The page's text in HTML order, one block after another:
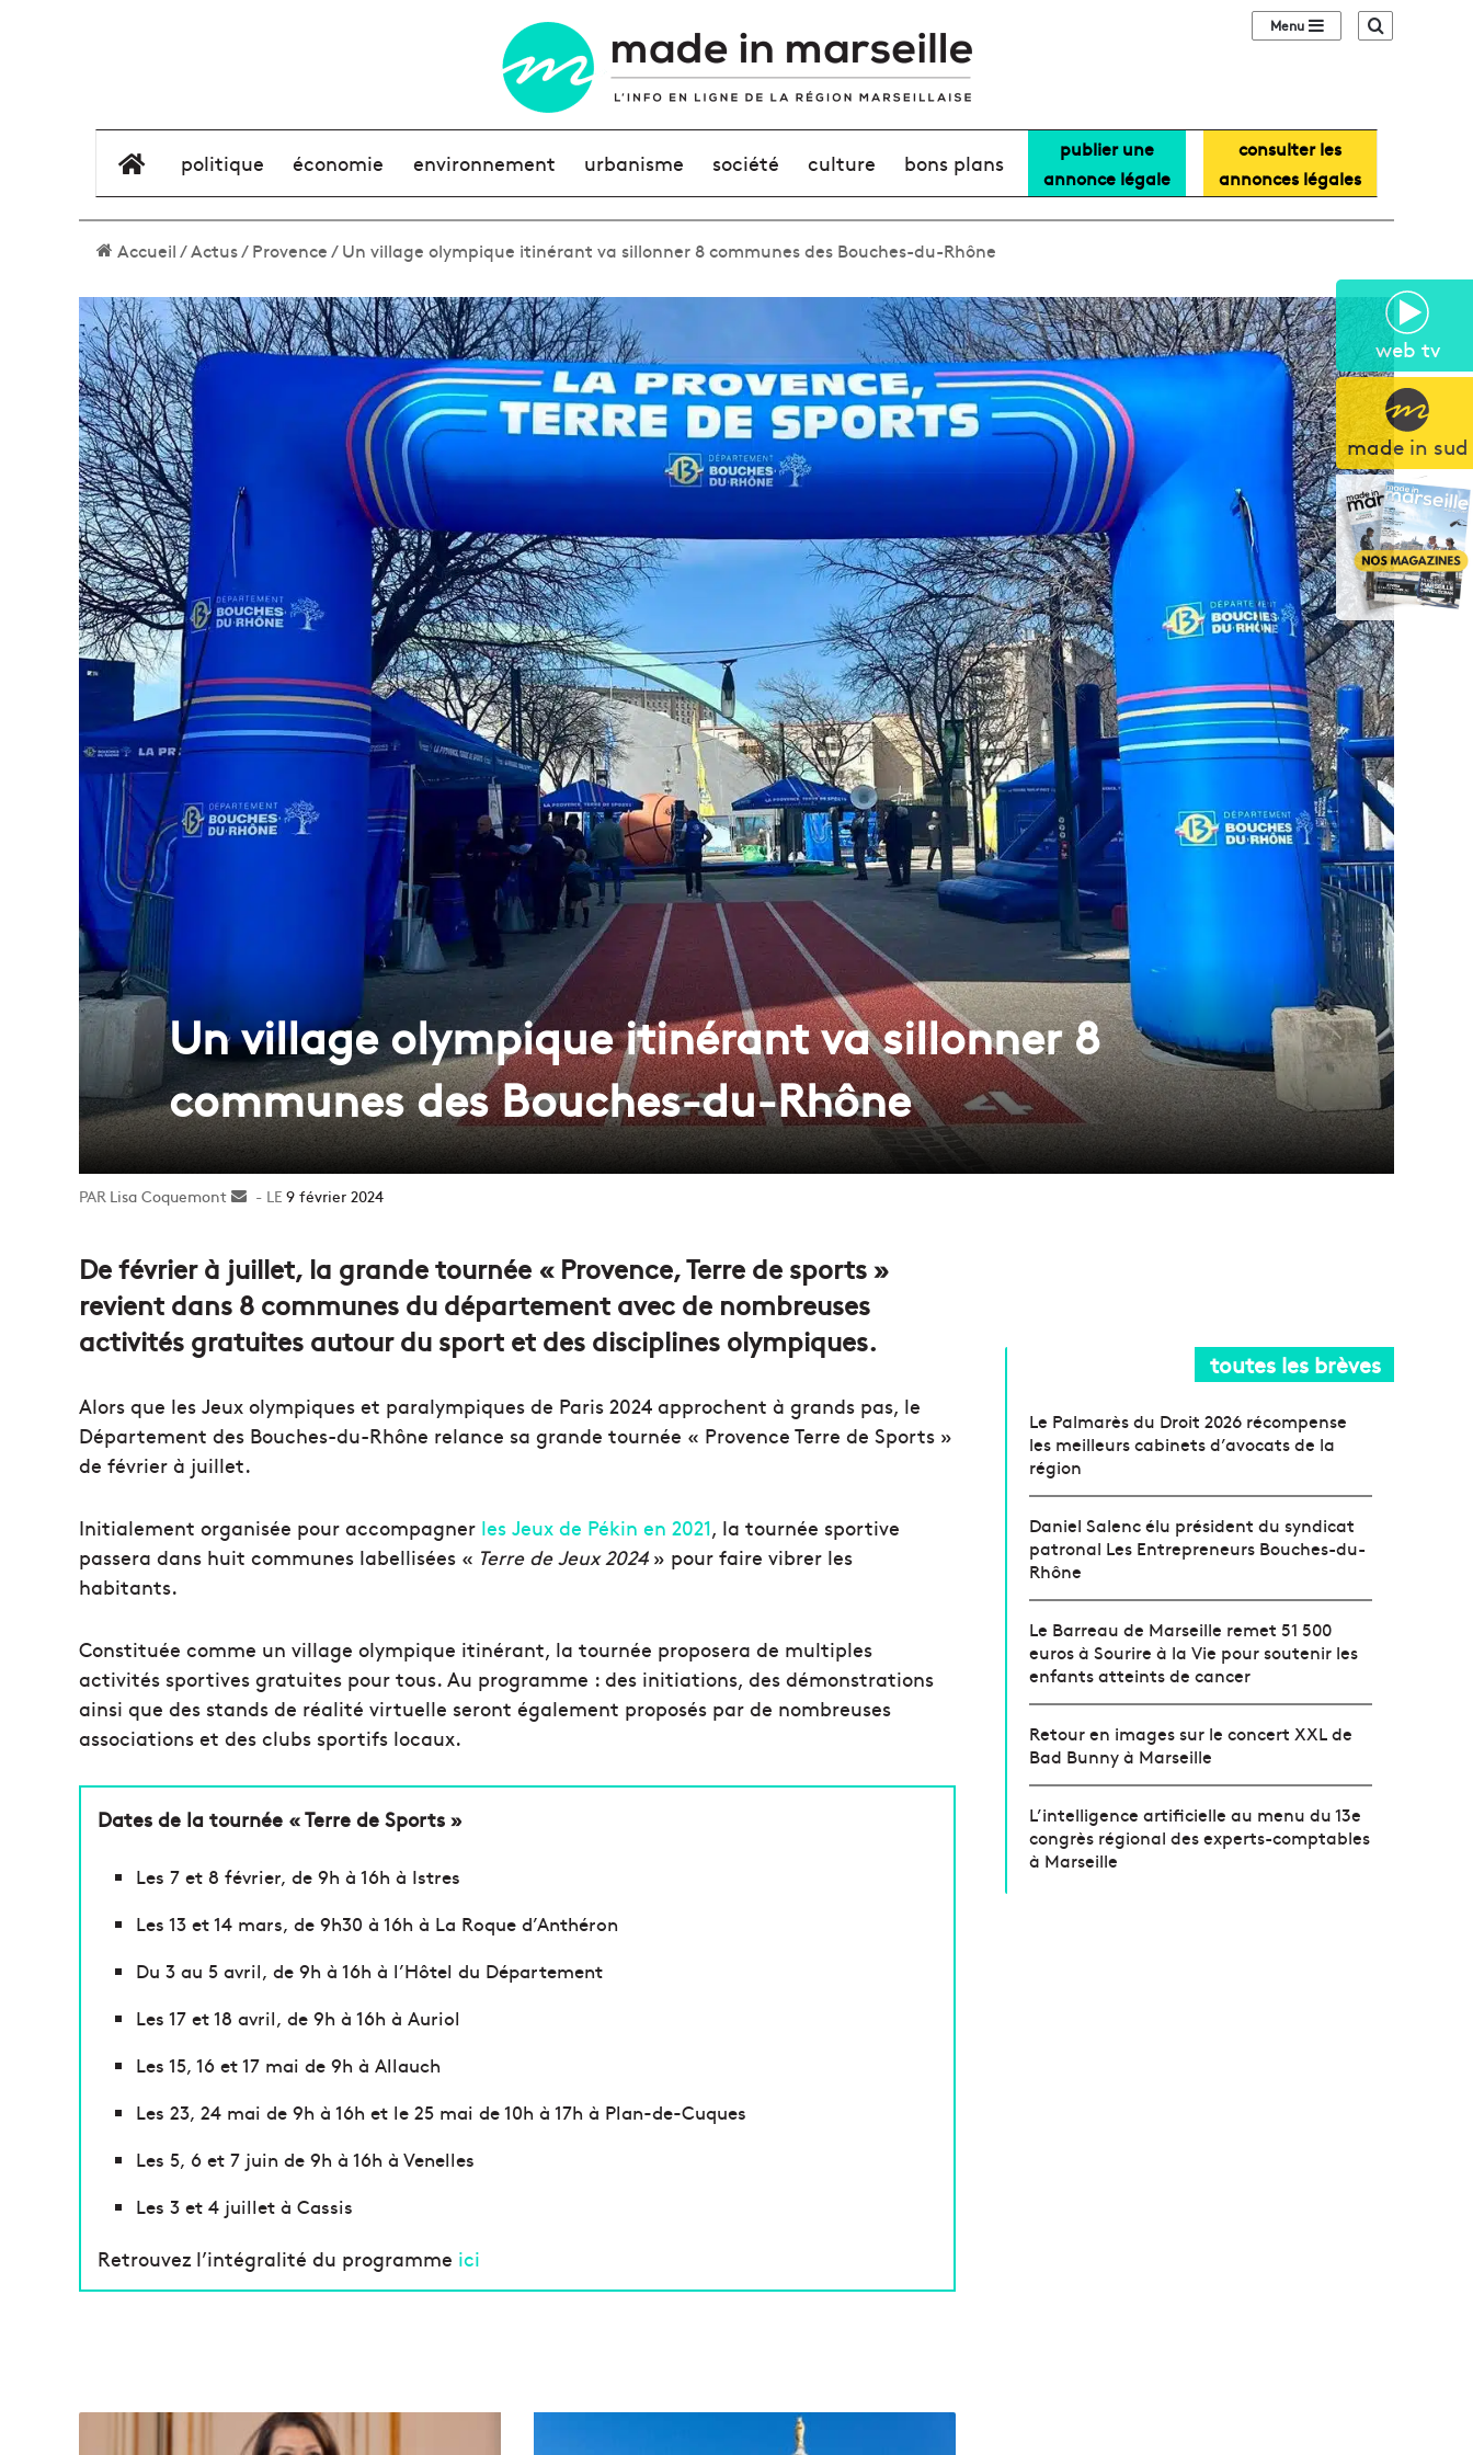
web tv
made in sud
Sidebar (barre
élément de menu
politique économie environnement urbanisme société culture bons plans
publier une
annonce légale
consulter les
annonces légales
Accueil/Actus/Provence/Un village olympique itinérant va sillonner 8 communes des Bouches-du-Rhône
Un village olympique itinérant va sillonner 8
communes des Bouches-du-Rhône
Lisa Coquemont
Envoyer9 février 2024
De février à juillet, la grande tournée « Provence, Terre de sports »
revient dans 8 communes du département avec de nombreuses
activités gratuites autour du sport et des disciplines olympiques.
Alors que les Jeux olympiques et paralympiques de Paris 2024 approchent à grands pas, le
Département des Bouches-du-Rhône relance sa grande tournée « Provence Terre de Sports »
de février à juillet.
Initialement organisée pour accompagner les Jeux de Pékin en 2021, la tournée sportive
passera dans huit communes labellisées « Terre de Jeux 2024 » pour faire vibrer les
habitants.
Constituée comme un village olympique itinérant, la tournée proposera de multiples
activités sportives gratuites pour tous. Au programme : des initiations, des démonstrations
ainsi que des stands de réalité virtuelle seront également proposés par de nombreuses
associations et des clubs sportifs locaux.
Dates de la tournée « Terre de Sports »
Les 7 et 8 février, de 9h à 16h à Istres
Les 13 et 14 mars, de 9h30 à 16h à La Roque d’Anthéron
Du 3 au 5 avril, de 9h à 16h à l’Hôtel du Département
Les 17 et 18 avril, de 9h à 16h à Auriol
Les 15, 16 et 17 mai de 9h à Allauch
Les 23, 24 mai de 9h à 16h et le 25 mai de 10h à 17h à Plan-de-Cuques
Les 5, 6 et 7 juin de 9h à 16h à Venelles
Les 3 et 4 juillet à Cassis
Retrouvez l’intégralité du programme ici
toutes les brèves
Le Palmarès du Droit 2026 récompense
les meilleurs cabinets d’avocats de la
région
Daniel Salenc élu président du syndicat
patronal Les Entrepreneurs Bouches-du-
Rhône
Le Barreau de Marseille remet 51 500
euros à Sourire à la Vie pour soutenir les
enfants atteints de cancer
Retour en images sur le concert XXL de
Bad Bunny à Marseille
L’intelligence artificielle au menu du 13e
congrès régional des experts-comptables
à Marseille